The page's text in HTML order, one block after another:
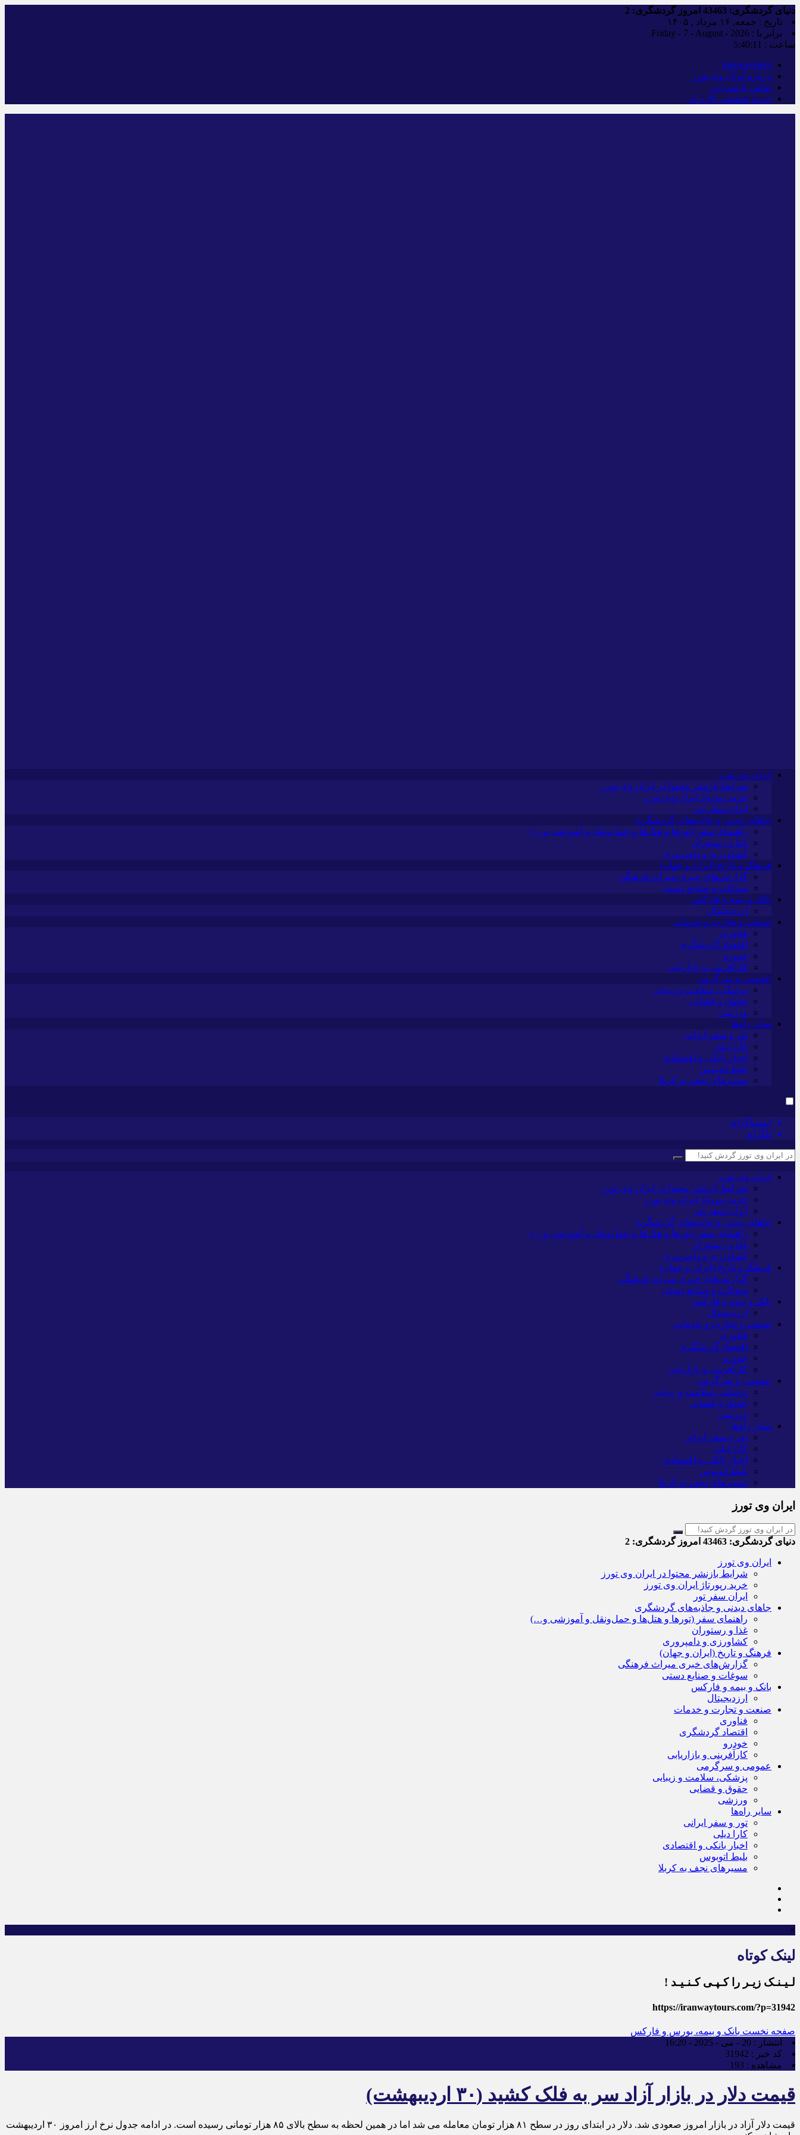
دنیای گردشگری: امروز گردشگری:
تاریخ : جمعه, ۱۶ مرداد , ۱۴۰۵
برابر با : Friday - 7 - August - 2026
ساعت : 5:40:12
iranwaytours
درباره ایران وی تورز
تماس با سردبیر
حریم شخصی کاربران
ایران وی تورز
شرایط بازنشر محتوا در ایران وی تورز
خرید رپورتاژ ایران وی تورز
ایران سفر تور
جاهای دیدنی و جاذبه‌های گردشگری
راهنمای سفر (تورها و هتل‌ها و حمل‌و‌نقل و آموزشی و…)
غذا و رستوران
کشاورزی و دامپروری
فرهنگ و تاریخ (ایران و جهان)
گزارش‌های خبری میراث فرهنگی
سوغات و صنایع دستی
بانک و بیمه و فارکس
ارزدیجیتال
صنعت و تجارت و خدمات
فناوری
اقتصاد گردشگری
خودرو
کارآفرینی و بازاریابی
عمومی و سرگرمی
پزشکی، سلامت و زیبایی
حقوق و قضایی
ورزشی
سایر راه‌ها
تور و سفر ایرانی
کارا دیلی
اخبار بانکی و اقتصادی
بلیط اتوبوس
مسیرهای نجف به کربلا
اینستاگرام
تلگرام
ایران وی تورز
شرایط بازنشر محتوا در ایران وی تورز
خرید رپورتاژ ایران وی تورز
ایران سفر تور
جاهای دیدنی و جاذبه‌های گردشگری
راهنمای سفر (تورها و هتل‌ها و حمل‌و‌نقل و آموزشی و…)
غذا و رستوران
کشاورزی و دامپروری
فرهنگ و تاریخ (ایران و جهان)
گزارش‌های خبری میراث فرهنگی
سوغات و صنایع دستی
بانک و بیمه و فارکس
ارزدیجیتال
صنعت و تجارت و خدمات
فناوری
اقتصاد گردشگری
خودرو
کارآفرینی و بازاریابی
عمومی و سرگرمی
پزشکی، سلامت و زیبایی
حقوق و قضایی
ورزشی
سایر راه‌ها
تور و سفر ایرانی
کارا دیلی
اخبار بانکی و اقتصادی
بلیط اتوبوس
مسیرهای نجف به کربلا
ایران وی تورز
دنیای گردشگری: امروز گردشگری:
ایران وی تورز
شرایط بازنشر محتوا در ایران وی تورز
خرید رپورتاژ ایران وی تورز
ایران سفر تور
جاهای دیدنی و جاذبه‌های گردشگری
راهنمای سفر (تورها و هتل‌ها و حمل‌و‌نقل و آموزشی و…)
غذا و رستوران
کشاورزی و دامپروری
فرهنگ و تاریخ (ایران و جهان)
گزارش‌های خبری میراث فرهنگی
سوغات و صنایع دستی
بانک و بیمه و فارکس
ارزدیجیتال
صنعت و تجارت و خدمات
فناوری
اقتصاد گردشگری
خودرو
کارآفرینی و بازاریابی
عمومی و سرگرمی
پزشکی، سلامت و زیبایی
حقوق و قضایی
ورزشی
سایر راه‌ها
تور و سفر ایرانی
کارا دیلی
اخبار بانکی و اقتصادی
بلیط اتوبوس
مسیرهای نجف به کربلا
×
لینک کوتاه
لـیـنـک زیـر را کـپـی کـنـیـد !
https://iranwaytours.com/?p=31942
صفحه نخست بانک و بیمه، بورس و فارکس
انتشار : 20 - می - 2025 - 16:20
کد خبر : 31942
مشاهده : 193
قیمت دلار در بازار آزاد سر به فلک کشید (۳۰ اردیبهشت)
قیمت دلار آزاد در بازار امروز صعودی شد. دلار در ابتدای روز در سطح ۸۱ هزار تومان معامله می شد اما در همین لحظه به سطح بالای ۸۵ هزار تومانی رسیده است. در ادامه جدول نرخ ارز امروز ۳۰ اردیبهشت